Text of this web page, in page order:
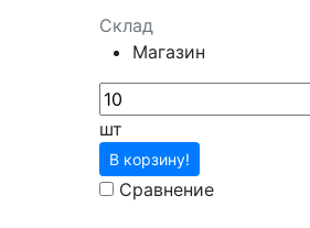
Склад
Магазин
шт
В корзину!
Сравнение